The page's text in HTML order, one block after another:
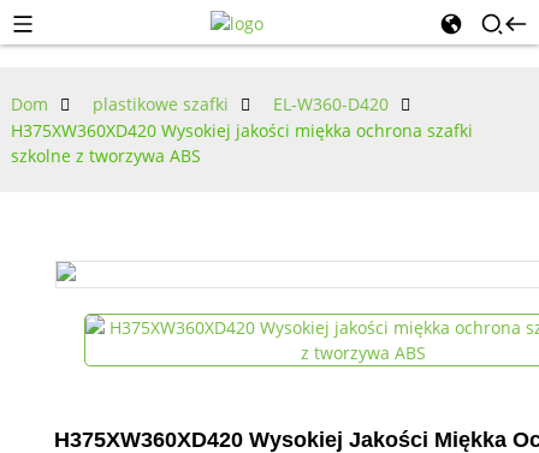
Dom plastikowe szafki
EL-W360-D420
H375XW360XD420 Wysokiej jakości miękka ochrona szafki
szkolne z tworzywa ABS
H375XW360XD420 Wysokiej Jakości Miękka